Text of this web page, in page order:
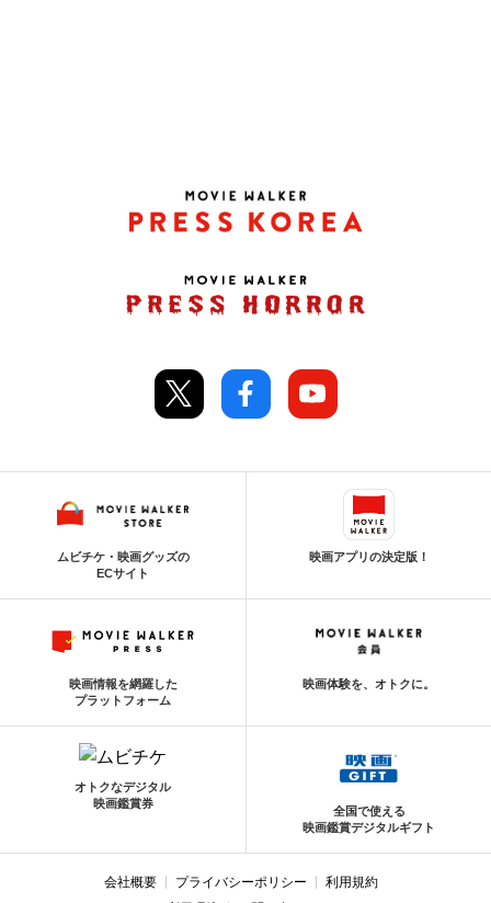
ムビチケ・映画グッズの
ECサイト
映画アプリの決定版！
映画情報を網羅した
プラットフォーム
映画体験を、オトクに。
オトクなデジタル
映画鑑賞券
全国で使える
映画鑑賞デジタルギフト
会社概要 プライバシーポリシー
利用規約